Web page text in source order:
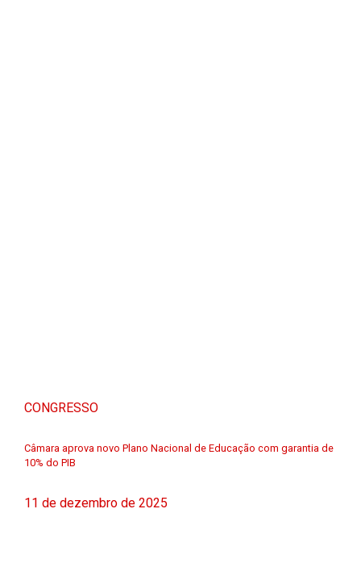
CONGRESSO
Câmara aprova novo Plano Nacional de Educação com garantia de
10% do PIB
11 de dezembro de 2025